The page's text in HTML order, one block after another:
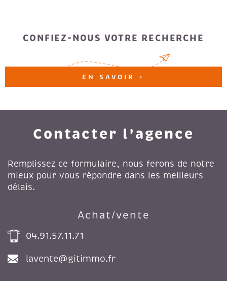
CONFIEZ-NOUS VOTRE RECHERCHE
EN SAVOIR +
Contacter l'agence
Remplissez ce formulaire, nous ferons de notre
mieux pour vous répondre dans les meilleurs
délais.
Achat/vente
04.91.57.11.71
lavente@gitimmo.fr